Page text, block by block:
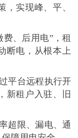
，实现峰、平、
费、后用电”，租
断电，从根本上
平台远程执行开
新租户入驻、旧
超限、漏电、通